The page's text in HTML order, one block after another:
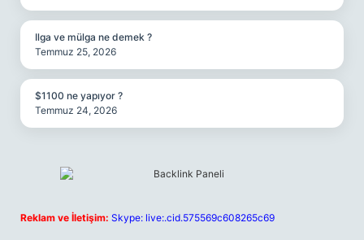
Ilga ve mülga ne demek ?
Temmuz 25, 2026
$1100 ne yapıyor ?
Temmuz 24, 2026
Reklam ve İletişim: Skype: live:.cid.575569c608265c69